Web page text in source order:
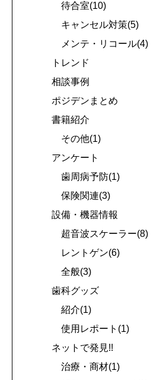
待合室(10)
キャンセル対策(5)
メンテ・リコール(4)
トレンド
相談事例
ポジデンまとめ
書籍紹介
その他(1)
アンケート
歯周病予防(1)
保険関連(3)
設備・機器情報
超音波スケーラー(8)
レントゲン(6)
全般(3)
歯科グッズ
紹介(1)
使用レポート(1)
ネットで発見!!
治療・商材(1)